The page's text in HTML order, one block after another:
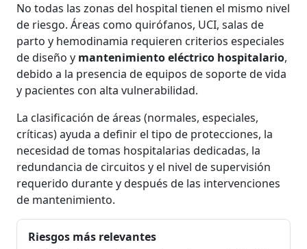
No todas las zonas del hospital tienen el mismo nivel
de riesgo. Áreas como quirófanos, UCI, salas de
parto y hemodinamia requieren criterios especiales
de diseño y mantenimiento eléctrico hospitalario,
debido a la presencia de equipos de soporte de vida
y pacientes con alta vulnerabilidad.
La clasificación de áreas (normales, especiales,
críticas) ayuda a definir el tipo de protecciones, la
necesidad de tomas hospitalarias dedicadas, la
redundancia de circuitos y el nivel de supervisión
requerido durante y después de las intervenciones
de mantenimiento.
Riesgos más relevantes